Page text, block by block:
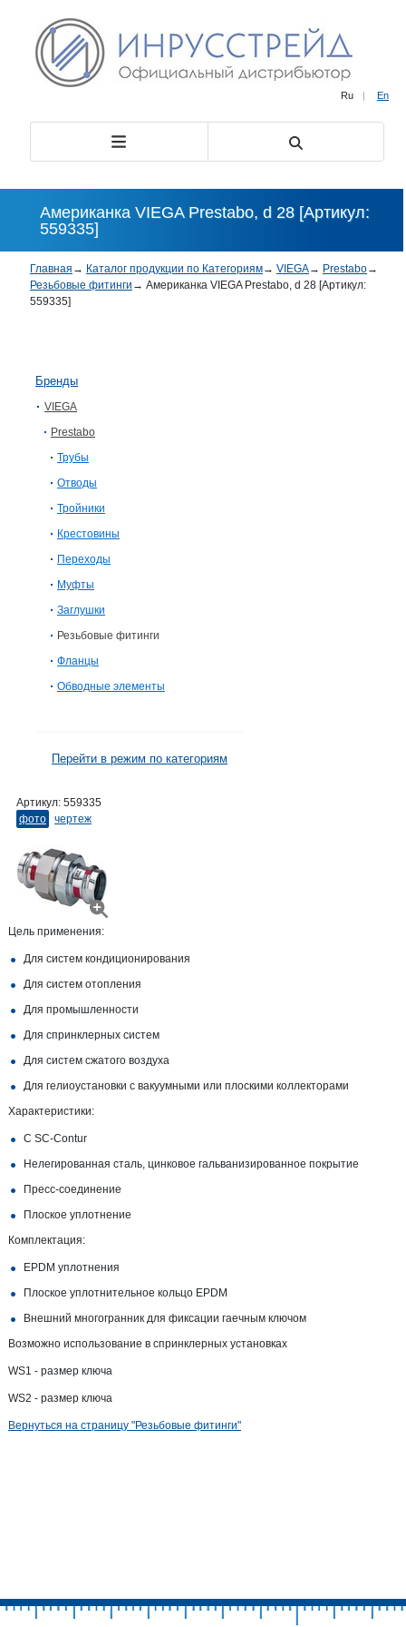
Ru | En
Американка VIEGA Prestabo, d 28 [Артикул:
559335]
Главная → Каталог продукции по Категориям→ VIEGA→ Prestabo→
Резьбовые фитинги → Американка VIEGA Prestabo, d 28 [Артикул:
559335]
Бренды
VIEGA
Prestabo
Трубы
Отводы
Тройники
Крестовины
Переходы
Муфты
Заглушки
Резьбовые фитинги
Фланцы
Обводные элементы
Перейти в режим по категориям
Артикул: 559335
фото
чертеж
Цель применения:
Для систем кондиционирования
Для систем отопления
Для промышленности
Для спринклерных систем
Для систем сжатого воздуха
Для гелиоустановки с вакуумными или плоскими коллекторами
Характеристики:
С SC‑Contur
Нелегированная сталь, цинковое гальванизированное покрытие
Пресс-соединение
Плоское уплотнение
Комплектация:
EPDM уплотнения
Плоское уплотнительное кольцо EPDM
Внешний многогранник для фиксации гаечным ключом
Возможно использование в спринклерных установках
WS1 - размер ключа
WS2 - размер ключа
Вернуться на страницу "Резьбовые фитинги"